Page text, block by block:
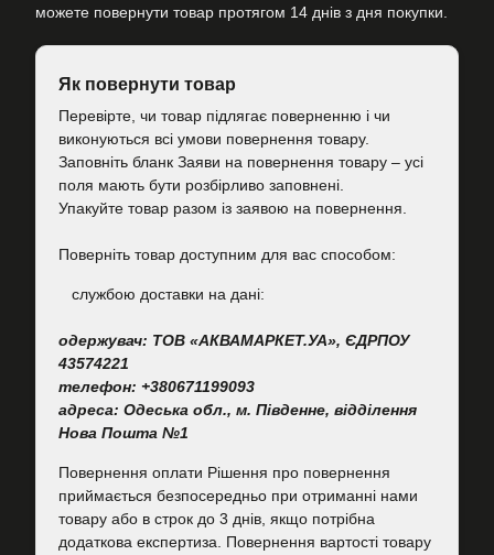
можете повернути товар протягом 14 днів з дня покупки.
Як повернути товар
Перевірте, чи товар підлягає поверненню і чи
виконуються всі умови повернення товару.
Заповніть бланк Заяви на повернення товару – усі
поля мають бути розбірливо заповнені.
Упакуйте товар разом із заявою на повернення.
Поверніть товар доступним для вас способом:
cлужбою доставки на дані:
одержувач: ТОВ «АКВАМАРКЕТ.УА», ЄДРПОУ
43574221
телефон: +380671199093
адреса: Одеська обл., м. Південне, відділення
Нова Пошта №1
Повернення оплати Рішення про повернення
приймається безпосередньо при отриманні нами
товару або в строк до 3 днів, якщо потрібна
додаткова експертиза. Повернення вартості товару